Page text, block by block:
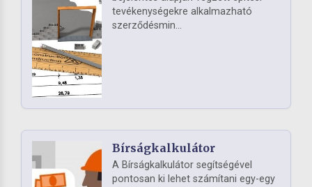
tevékenységekre alkalmazható
szerződésmin...
Bírságkalkulátor
A Bírságkalkulátor segítségével
pontosan ki lehet számítani egy-egy